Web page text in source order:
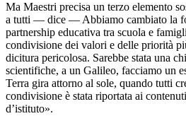
Ma Maestri precisa un terzo elemento
a tutti — dice — Abbiamo cambiato la
partnership educativa tra scuola e
condivisione dei valori e delle priorità
dicitura pericolosa. Sarebbe stata una
scientifiche, a un Galileo, facciamo un
Terra gira attorno al sole, quando tutti
condivisione è stata riportata ai
d’istituto».